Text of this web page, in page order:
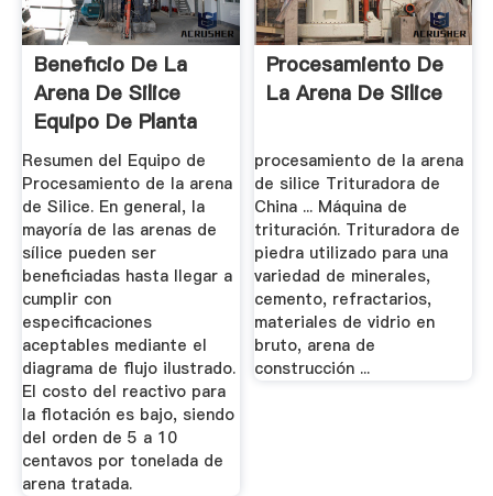
Beneficio De La
Arena De Silice
Equipo De Planta
De ...
Resumen del Equipo de
Procesamiento de la arena
de Silice. En general, la
mayoría de las arenas de
sílice pueden ser
beneficiadas hasta llegar a
cumplir con
especificaciones
aceptables mediante el
diagrama de flujo ilustrado.
El costo del reactivo para
la flotación es bajo, siendo
del orden de 5 a 10
centavos por tonelada de
arena tratada.
Procesamiento De
La Arena De Silice
procesamiento de la arena
de silice Trituradora de
China ... Máquina de
trituración. Trituradora de
piedra utilizado para una
variedad de minerales,
cemento, refractarios,
materiales de vidrio en
bruto, arena de
construcción ...